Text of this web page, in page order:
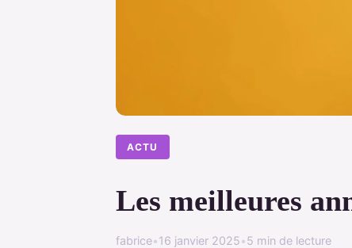
ACTU
Les meilleures
fabrice•16 janvier 2025•5 min de lecture